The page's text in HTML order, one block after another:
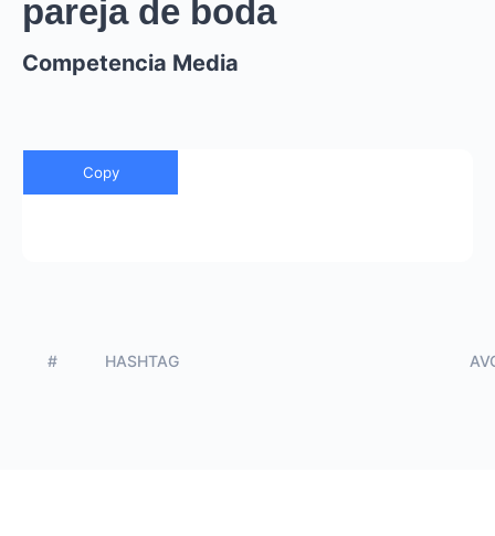
pareja de boda
Competencia Media
Copy
# HASHTAG